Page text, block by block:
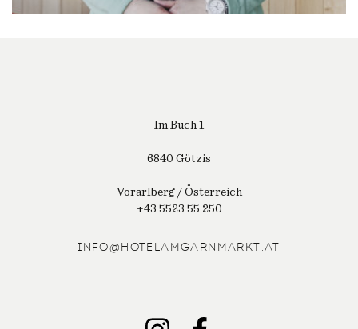
Im Buch 1
6840 Götzis
Vorarlberg / Österreich
+43 5523 55 250
INFO@HOTELAMGARNMARKT.AT